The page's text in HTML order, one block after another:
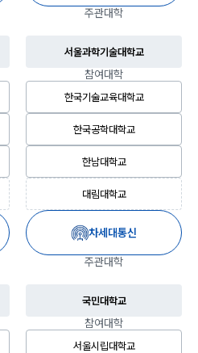
주관대학
서울과학기술대학교
참여대학
한국기술교육대학교
한국공학대학교
한남대학교
대림대학교
차세대통신
주관대학
국민대학교
참여대학
서울시립대학교